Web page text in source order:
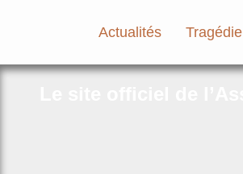
Actualités Tragédie